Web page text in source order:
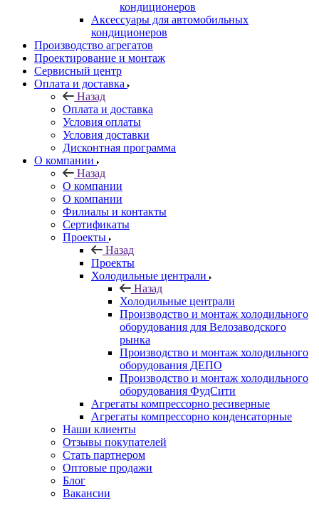
кондиционеров
Аксессуары для автомобильных
кондиционеров
Производство агрегатов
Проектирование и монтаж
Сервисный центр
Оплата и доставка
Назад
Оплата и доставка
Условия оплаты
Условия доставки
Дисконтная программа
О компании
Назад
О компании
О компании
Филиалы и контакты
Сертификаты
Проекты
Назад
Проекты
Холодильные централи
Назад
Холодильные централи
Производство и монтаж холодильного
оборудования для Велозаводского
рынка
Производство и монтаж холодильного
оборудования ДЕПО
Производство и монтаж холодильного
оборудования ФудСити
Агрегаты компрессорно ресиверные
Агрегаты компрессорно конденсаторные
Наши клиенты
Отзывы покупателей
Стать партнером
Оптовые продажи
Блог
Вакансии